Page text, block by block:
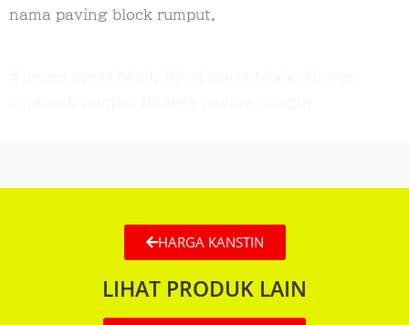
nama paving block rumput.
HARGA KANSTIN
LIHAT PRODUK LAIN